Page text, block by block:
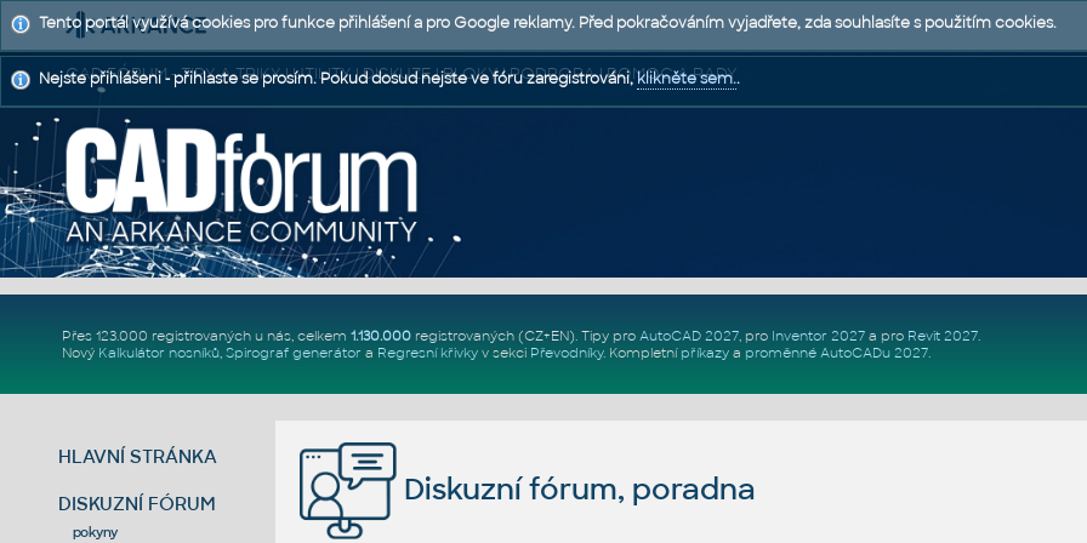
CAD FÓRUM - TIPY A TRIKY | UTILITY | DISKUZE | BLOKY | PODPORA | POMOC A RADY
Přes 123.000 registrovaných u nás, celkem 1.130.000registrovaných (CZ+EN). Tipy pro AutoCAD 2027, pro Inventor 2027a pro Revit 2027.
Nový Kalkulátor nosníků, Spirograf generátor a Regresní křivkyv sekci Převodníky. Kompletní příkazya proměnné AutoCADu 2027.
HLAVNÍ STRÁNKA
DISKUZNÍ FÓRUM
pokyny
Diskuzní fórum, poradna
Tento portál využívá cookies pro funkce přihlášení a pro Google reklamy. Před pokračováním vyjadřete, zda souhlasíte s použitím cookies.
Nejste přihlášeni - přihlaste se prosím. Pokud dosud nejste ve fóru zaregistrováni,klikněte sem..